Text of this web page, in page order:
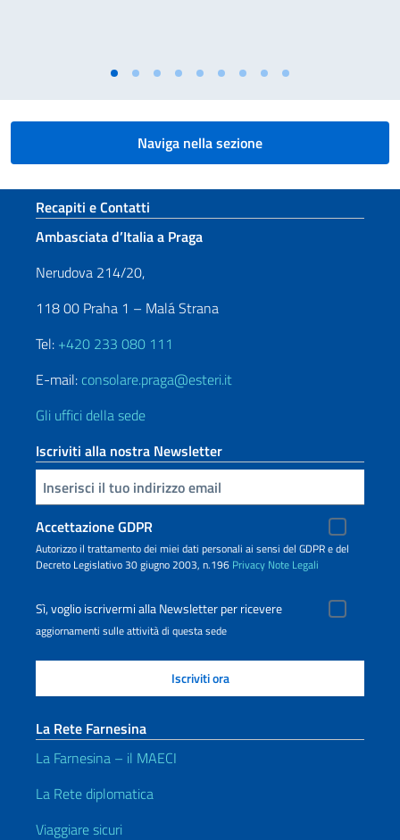
Naviga nella sezione
Sezione footer
Recapiti e Contatti
Ambasciata d’Italia a Praga
Nerudova 214/20,
118 00 Praha 1 – Malá Strana
Tel: +420 233 080 111
E-mail: consolare.praga@esteri.it
Gli uffici della sede
Iscriviti alla nostra Newsletter
Inserisci la tua email
Accettazione GDPR
Autorizzo il trattamento dei miei dati personali ai sensi del GDPR e del
Decreto Legislativo 30 giugno 2003, n.196 Privacy Note Legali
Sì, voglio iscrivermi alla Newsletter per ricevere
aggiornamenti sulle attività di questa sede
La Rete Farnesina
La Farnesina – il MAECI
La Rete diplomatica
Viaggiare sicuri